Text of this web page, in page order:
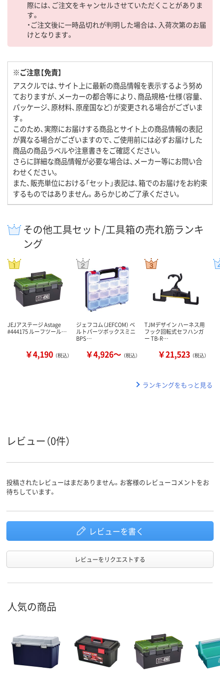
際には、ご注文をキャンセルさせていただくことがありま
す。
・ご注文後に一時品切れが判明した場合は、入荷次第のお届
けとなります。
※ご注意【免責】
アスクルでは、サイト上に最新の商品情報を表示するよう努め
ておりますが、メーカーの都合等により、商品規格・仕様（容量、
パッケージ、原材料、原産国など）が変更される場合がございま
す。
このため、実際にお届けする商品とサイト上の商品情報の表記
が異なる場合がございますので、ご使用前には必ずお届けした
商品の商品ラベルや注意書きをご確認ください。
さらに詳細な商品情報が必要な場合は、メーカー等にお問い合
わせください。
また、販売単位における「セット」表記は、箱でのお届けをお約束
するものではありません。あらかじめご了承ください。
その他工具セット/工具箱の売れ筋ランキ
ング
JEJアステージ Astage
#444175 ルーフツール…
￥4,190 （税込）
ジェフコム（JEFCOM） ベ
ルトパーツボックスミニ
BPS…
￥4,926～ （税込）
TJMデザイン ハーネス用
フック回転式セフハンガ
ー TB-R…
￥21,523 （税込）
ランキングをもっと見る
レビュー（0件）
投稿されたレビューはまだありません。お客様のレビューコメントをお
待ちしています。
レビューを書く
レビューをリクエストする
人気の商品